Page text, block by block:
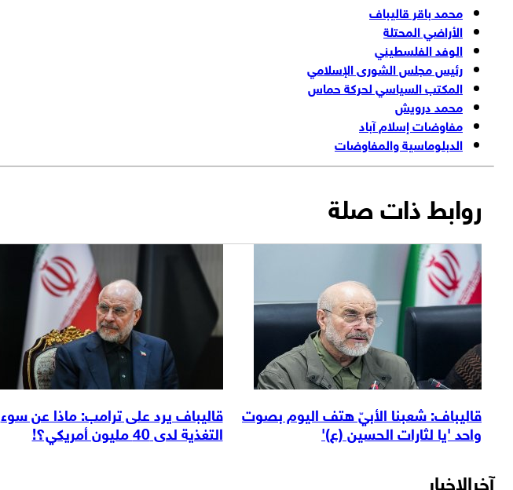
محمد باقر قاليباف
الأراضي المحتلة
الوفد الفلسطيني
رئيس مجلس الشورى الإسلامي
المكتب السياسي لحركة حماس
محمد درويش
مفاوضات إسلام آباد
الدبلوماسية والمفاوضات
روابط ذات صلة
قاليباف: شعبنا الأبيّ هتف الیوم بصوت
واحد 'يا لثارات الحسين (ع)'
قاليباف یرد على ترامب: ماذا عن سوء
التغذية لدى 40 مليون أمريكي؟!
آخرالاخبار